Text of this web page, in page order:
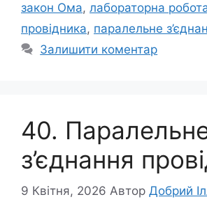
закон Ома, лабораторна
провідника, паралельне
Залишити коментар
40.
з’єднання
9 Квітня, 2026 Автор Добрий